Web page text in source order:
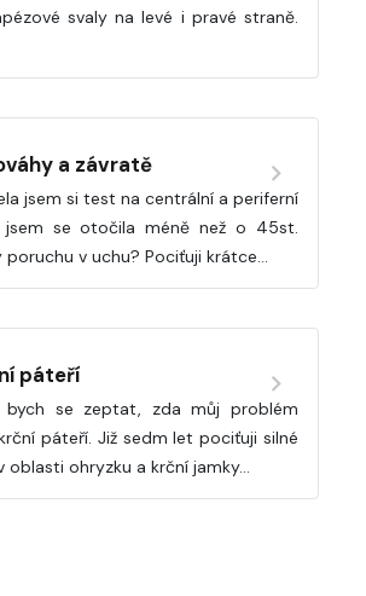
svaly na levé i pravé straně.
a závratě
jsem si test na centrální a periferní
jsem se otočila méně než o 45st.
v uchu? Pociťuji krátce…
páteří
bych se zeptat, zda můj problém
páteří. Již sedm let pociťuji silné
oblasti ohryzku a krční jamky…